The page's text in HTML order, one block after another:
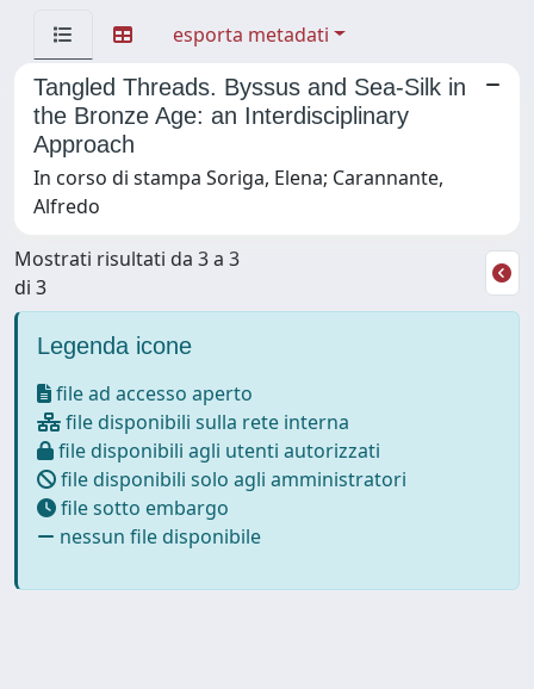
esporta metadati
Tangled Threads. Byssus and Sea-Silk in
the Bronze Age: an Interdisciplinary
Approach
In corso di stampa Soriga, Elena; Carannante,
Alfredo
Mostrati risultati da 3 a 3
di 3
Legenda icone
file ad accesso aperto
file disponibili sulla rete interna
file disponibili agli utenti autorizzati
file disponibili solo agli amministratori
file sotto embargo
nessun file disponibile